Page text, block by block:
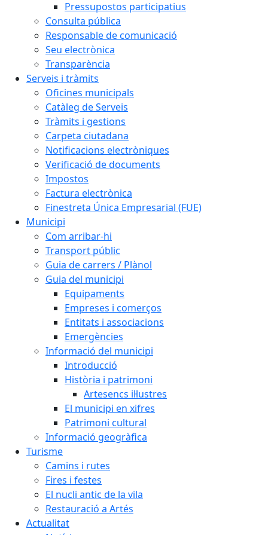
Pressupostos participatius
Consulta pública
Responsable de comunicació
Seu electrònica
Transparència
Serveis i tràmits
Oficines municipals
Catàleg de Serveis
Tràmits i gestions
Carpeta ciutadana
Notificacions electròniques
Verificació de documents
Impostos
Factura electrònica
Finestreta Única Empresarial (FUE)
Municipi
Com arribar-hi
Transport públic
Guia de carrers / Plànol
Guia del municipi
Equipaments
Empreses i comerços
Entitats i associacions
Emergències
Informació del municipi
Introducció
Història i patrimoni
Artesencs il·lustres
El municipi en xifres
Patrimoni cultural
Informació geogràfica
Turisme
Camins i rutes
Fires i festes
El nucli antic de la vila
Restauració a Artés
Actualitat